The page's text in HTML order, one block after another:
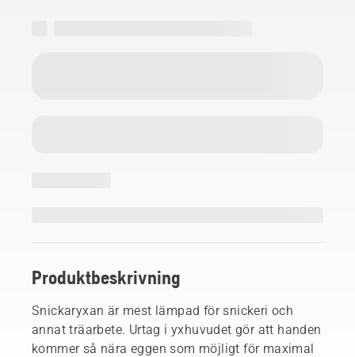
Produktbeskrivning
Snickaryxan är mest lämpad för snickeri och
annat träarbete. Urtag i yxhuvudet gör att handen
kommer så nära eggen som möjligt för maximal